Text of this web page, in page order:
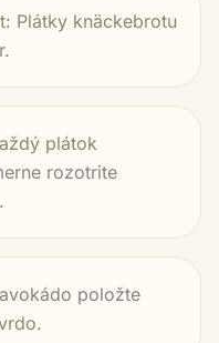
Plátky knäckebrotu
plátok
rozotrite
položte